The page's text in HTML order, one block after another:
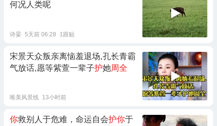
何况人类呢
诗晏 5天前 06:28 1跟贴
宋景天众叛亲离恼羞退场,孔长青霸
气放话,愿等紫萱一辈子护她周全
唯美风景线 13小时前
你救别人于危难，命运自会护你于